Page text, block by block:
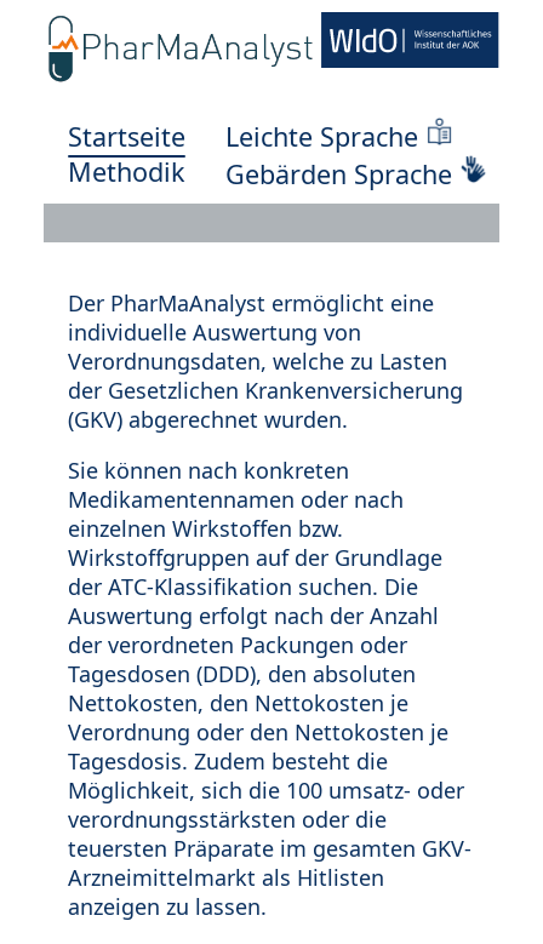
Startseite
Methodik
Leichte Sprache
Gebärden Sprache
Der PharMaAnalyst ermöglicht eine
individuelle Auswertung von
Verordnungsdaten, welche zu Lasten
der Gesetzlichen Krankenversicherung
(GKV) abgerechnet wurden.
Sie können nach konkreten
Medikamentennamen oder nach
einzelnen Wirkstoffen bzw.
Wirkstoffgruppen auf der Grundlage
der ATC-Klassifikation suchen. Die
Auswertung erfolgt nach der Anzahl
der verordneten Packungen oder
Tagesdosen (DDD), den absoluten
Nettokosten, den Nettokosten je
Verordnung oder den Nettokosten je
Tagesdosis. Zudem besteht die
Möglichkeit, sich die 100 umsatz- oder
verordnungsstärksten oder die
teuersten Präparate im gesamten GKV-
Arzneimittelmarkt als Hitlisten
anzeigen zu lassen.